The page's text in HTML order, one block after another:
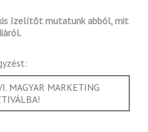
ízelítőt mutatunk abból, mit
MAGYAR MARKETING